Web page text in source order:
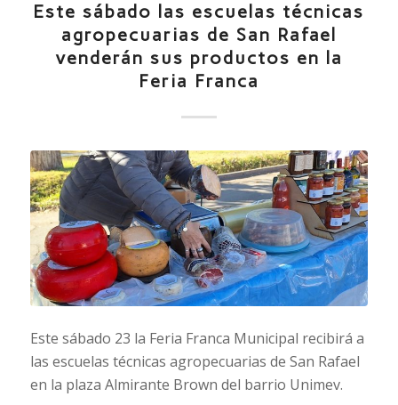
Este sábado las escuelas técnicas
agropecuarias de San Rafael
venderán sus productos en la
Feria Franca
Este sábado 23 la Feria Franca Municipal recibirá a
las escuelas técnicas agropecuarias de San Rafael
en la plaza Almirante Brown del barrio Unimev.